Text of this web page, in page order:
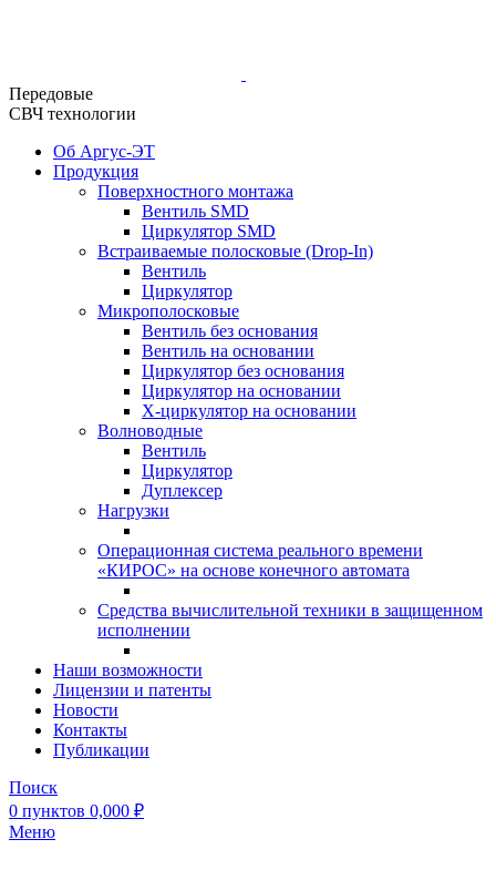
Передовые
СВЧ технологии
Об Аргус-ЭТ
Продукция
Поверхностного монтажа
Вентиль SMD
Циркулятор SMD
Встраиваемые полосковые (Drop-In)
Вентиль
Циркулятор
Микрополосковые
Вентиль без основания
Вентиль на основании
Циркулятор без основания
Циркулятор на основании
Х-циркулятор на основании
Волноводные
Вентиль
Циркулятор
Дуплексер
Нагрузки
Операционная система реального времени
«КИРОС» на основе конечного автомата
Средства вычислительной техники в защищенном
исполнении
Наши возможности
Лицензии и патенты
Новости
Контакты
Публикации
Поиск
0 пунктов 0,000 ₽
Меню